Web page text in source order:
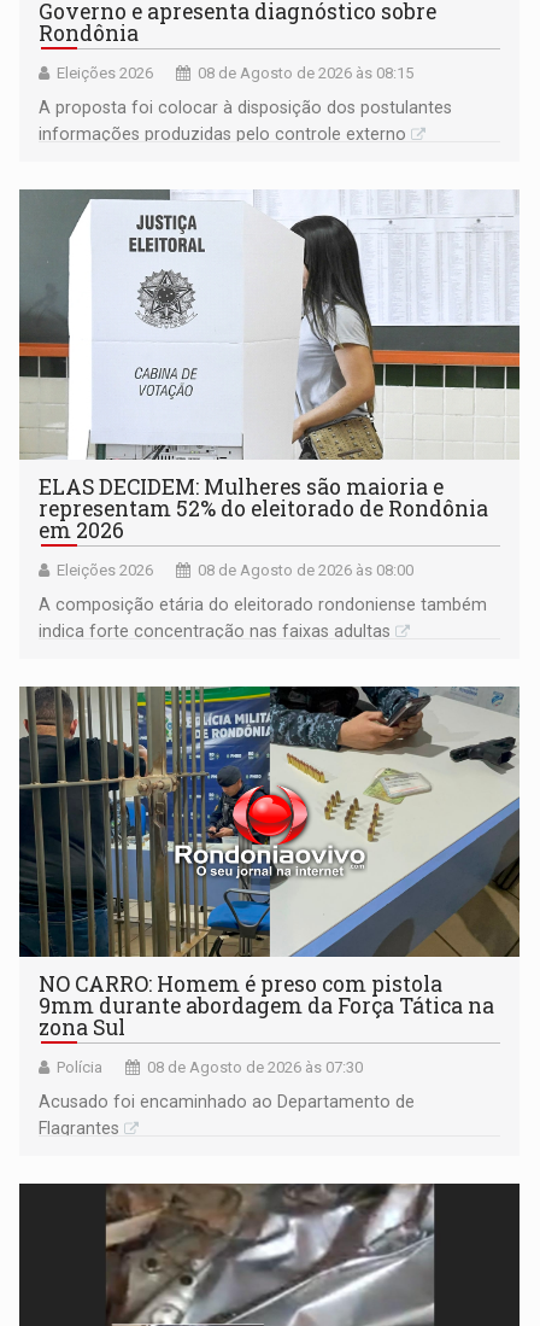
Governo e apresenta diagnóstico sobre
Rondônia
Eleições 2026 08 de Agosto de 2026 às 08:15
A proposta foi colocar à disposição dos postulantes
informações produzidas pelo controle externo
ELAS DECIDEM: Mulheres são maioria e
representam 52% do eleitorado de Rondônia
em 2026
Eleições 2026 08 de Agosto de 2026 às 08:00
A composição etária do eleitorado rondoniense também
indica forte concentração nas faixas adultas
NO CARRO: Homem é preso com pistola
9mm durante abordagem da Força Tática na
zona Sul
Polícia 08 de Agosto de 2026 às 07:30
Acusado foi encaminhado ao Departamento de
Flagrantes